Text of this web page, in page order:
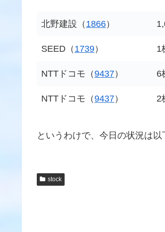
北野建設（ 1866）
SEED（ 1739） 1
NTTドコモ（9437） 6
NTTドコモ（9437） 2
というわけで、今日の状況は以
stock